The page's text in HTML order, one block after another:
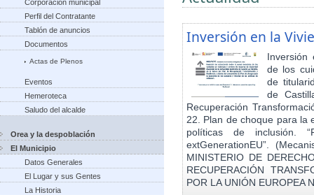
Corporación municipal
Perfil del Contratante
Tablón de anuncios
Documentos
Actas de Plenos
Eventos
Hemeroteca
Saludo del alcalde
Orea y la despoblación
El Municipio
Datos Generales
El Lugar y sus Gentes
La Historia
Inversión en la
Inversión
de los
de
de
Recuperación
22. Plan de choque para la
políticas de inclusión.
extGenerationEU”.
MINISTERIO DE
RECUPERACIÓN
POR LA UNIÓN EUROPEA